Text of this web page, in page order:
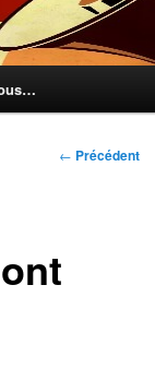
Navigation
← Précédent